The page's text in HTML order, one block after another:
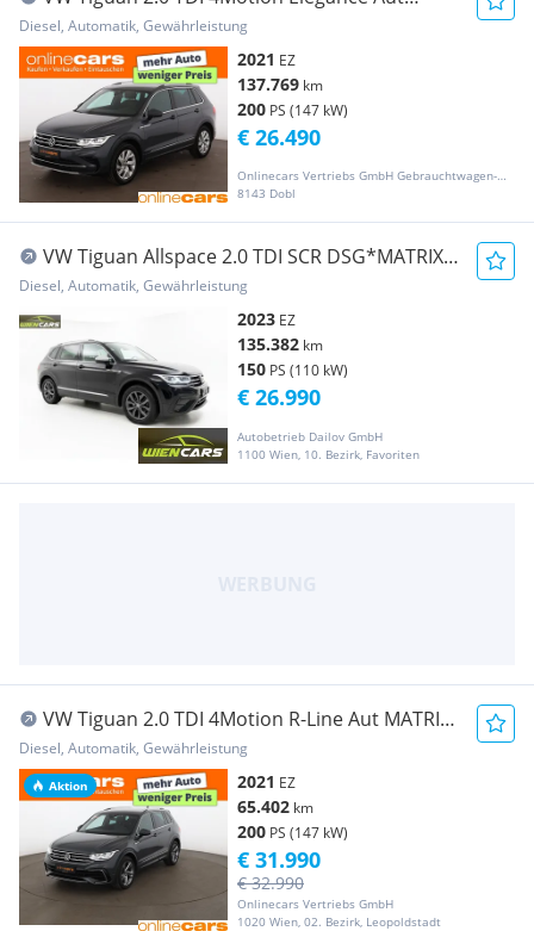
MATRIX AHK
Diesel, Automatik, Gewährleistung
2021 EZ
137.769 km
200 PS (147 kW)
Onlinecars Vertriebs GmbH Gebrauchtwagen-Outlet  Werkstätte  Spenglerei  Lackiererei
8143 Dobl
€ 26.490
VW Tiguan Allspace 2.0 TDI SCR DSG*MATRIX-
LED*NAVI...
Diesel, Automatik, Gewährleistung
2023 EZ
135.382 km
150 PS (110 kW)
Autobetrieb Dailov GmbH
1100 Wien, 10. Bezirk, Favoriten
€ 26.990
Aktion
VW Tiguan 2.0 TDI 4Motion R-Line Aut MATRIX
360-CAM
Diesel, Automatik, Gewährleistung
2021 EZ
65.402 km
200 PS (147 kW)
Onlinecars Vertriebs GmbH
1020 Wien, 02. Bezirk, Leopoldstadt
€ 32.990
€ 31.990